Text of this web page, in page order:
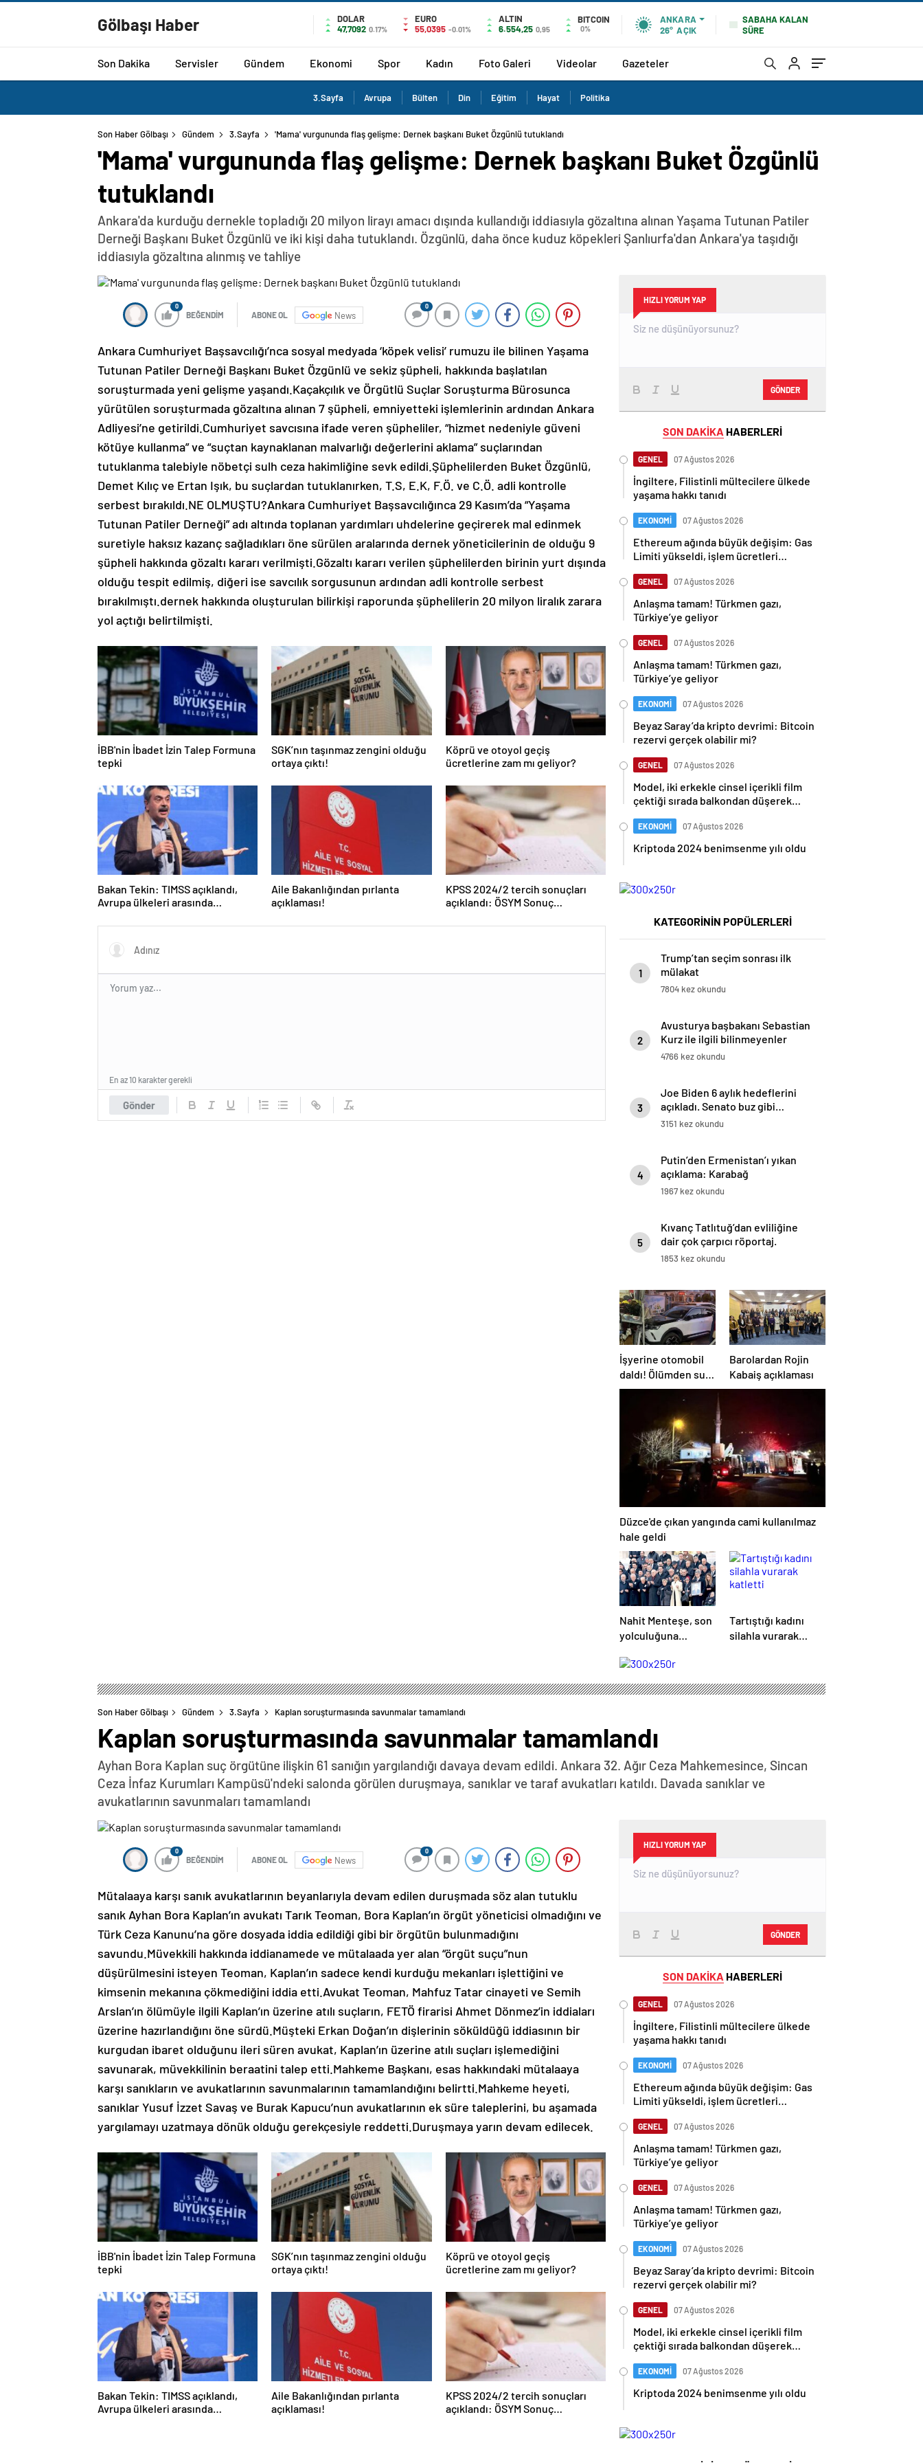
Gölbaşı Haber
DOLAR
47,7092 0.17%
EURO
55,0395 -0.01%
ALTIN
6.554,25 0,95
BITCOIN
0%
ANKARA
26° AÇIK
SABAHA KALAN
SÜRE
Son Dakika Servisler Gündem Ekonomi Spor Kadın Foto Galeri Videolar Gazeteler
3.Sayfa Avrupa Bülten Din Eğitim Hayat Politika
Son Haber Gölbaşı Gündem 3.Sayfa 'Mama' vurgununda flaş gelişme: Dernek başkanı Buket Özgünlü tutuklandı
'Mama' vurgununda flaş gelişme: Dernek başkanı Buket Özgünlü
tutuklandı
Ankara'da kurduğu dernekle topladığı 20 milyon lirayı amacı dışında kullandığı iddiasıyla gözaltına alınan Yaşama Tutunan Patiler
Derneği Başkanı Buket Özgünlü ve iki kişi daha tutuklandı. Özgünlü, daha önce kuduz köpekleri Şanlıurfa'dan Ankara'ya taşıdığı
iddiasıyla gözaltına alınmış ve tahliye
0
BEĞENDİM ABONE OL News
0
Ankara Cumhuriyet Başsavcılığı’nca sosyal medyada ‘köpek velisi’ rumuzu ile bilinen Yaşama
Tutunan Patiler Derneği Başkanı Buket Özgünlü ve sekiz şüpheli, hakkında başlatılan
soruşturmada yeni gelişme yaşandı.Kaçakçılık ve Örgütlü Suçlar Soruşturma Bürosunca
yürütülen soruşturmada gözaltına alınan 7 şüpheli, emniyetteki işlemlerinin ardından Ankara
Adliyesi’ne getirildi.Cumhuriyet savcısına ifade veren şüpheliler, “hizmet nedeniyle güveni
kötüye kullanma” ve “suçtan kaynaklanan malvarlığı değerlerini aklama” suçlarından
tutuklanma talebiyle nöbetçi sulh ceza hakimliğine sevk edildi.Şüphelilerden Buket Özgünlü,
Demet Kılıç ve Ertan Işık, bu suçlardan tutuklanırken, T.S, E.K, F.Ö. ve C.Ö. adli kontrolle
serbest bırakıldı.NE OLMUŞTU?Ankara Cumhuriyet Başsavcılığınca 29 Kasım’da “Yaşama
Tutunan Patiler Derneği” adı altında toplanan yardımları uhdelerine geçirerek mal edinmek
suretiyle haksız kazanç sağladıkları öne sürülen aralarında dernek yöneticilerinin de olduğu 9
şüpheli hakkında gözaltı kararı verilmişti.Gözaltı kararı verilen şüphelilerden birinin yurt dışında
olduğu tespit edilmiş, diğeri ise savcılık sorgusunun ardından adli kontrolle serbest
bırakılmıştı.dernek hakkında oluşturulan bilirkişi raporunda şüphelilerin 20 milyon liralık zarara
yol açtığı belirtilmişti.
İBB'nin İbadet İzin Talep Formuna
tepki
SGK’nın taşınmaz zengini olduğu
ortaya çıktı!
Köprü ve otoyol geçiş
ücretlerine zam mı geliyor?
Bakan Tekin: TIMSS açıklandı,
Avrupa ülkeleri arasında
Aile Bakanlığından pırlanta
açıklaması!
KPSS 2024/2 tercih sonuçları
açıklandı: ÖSYM Sonuç
Gönder
En az 10 karakter gerekli
HIZLI YORUM YAP
GÖNDER
SON DAKİKA HABERLERİ
GENEL 07 Ağustos 2026
İngiltere, Filistinli mültecilere ülkede
yaşama hakkı tanıdı
EKONOMİ 07 Ağustos 2026
Ethereum ağında büyük değişim: Gas
Limiti yükseldi, işlem ücretleri
GENEL 07 Ağustos 2026
Anlaşma tamam! Türkmen gazı,
Türkiye’ye geliyor
GENEL 07 Ağustos 2026
Anlaşma tamam! Türkmen gazı,
Türkiye’ye geliyor
EKONOMİ 07 Ağustos 2026
Beyaz Saray’da kripto devrimi: Bitcoin
rezervi gerçek olabilir mi?
GENEL 07 Ağustos 2026
Model, iki erkekle cinsel içerikli film
çektiği sırada balkondan düşerek
EKONOMİ 07 Ağustos 2026
Kriptoda 2024 benimsenme yılı oldu
KATEGORİNİN POPÜLERLERİ
1
Trump’tan seçim sonrası ilk
mülakat
7804 kez okundu
2
Avusturya başbakanı Sebastian
Kurz ile ilgili bilinmeyenler
4766 kez okundu
3
Joe Biden 6 aylık hedeflerini
açıkladı. Senato buz gibi…
3151 kez okundu
4
Putin’den Ermenistan’ı yıkan
açıklama: Karabağ
Azerbaycan’ın ayrılmaz bir
1967 kez okundu
5
Kıvanç Tatlıtuğ’dan evliliğine
dair çok çarpıcı röportaj.
1853 kez okundu
İşyerine otomobil
daldı! Ölümden sun
anda kurtuldular
Barolardan Rojin
Kabaiş açıklaması
Düzce'de çıkan yangında cami kullanılmaz
hale geldi
Nahit Menteşe, son
yolculuğuna
Tartıştığı kadını
silahla vurarak
Son Haber Gölbaşı Gündem 3.Sayfa Kaplan soruşturmasında savunmalar tamamlandı
Kaplan soruşturmasında savunmalar tamamlandı
Ayhan Bora Kaplan suç örgütüne ilişkin 61 sanığın yargılandığı davaya devam edildi. Ankara 32. Ağır Ceza Mahkemesince, Sincan
Ceza İnfaz Kurumları Kampüsü'ndeki salonda görülen duruşmaya, sanıklar ve taraf avukatları katıldı. Davada sanıklar ve
avukatlarının savunmaları tamamlandı
0
BEĞENDİM ABONE OL News
0
Mütalaaya karşı sanık avukatlarının beyanlarıyla devam edilen duruşmada söz alan tutuklu
sanık Ayhan Bora Kaplan’ın avukatı Tarık Teoman, Bora Kaplan’ın örgüt yöneticisi olmadığını ve
Türk Ceza Kanunu’na göre dosyada iddia edildiği gibi bir örgütün bulunmadığını
savundu.Müvekkili hakkında iddianamede ve mütalaada yer alan “örgüt suçu”nun
düşürülmesini isteyen Teoman, Kaplan’ın sadece kendi kurduğu mekanları işlettiğini ve
kimsenin mekanına çökmediğini iddia etti.Avukat Teoman, Mahfuz Tatar cinayeti ve Semih
Arslan’ın ölümüyle ilgili Kaplan’ın üzerine atılı suçların, FETÖ firarisi Ahmet Dönmez’in iddiaları
üzerine hazırlandığını öne sürdü.Müşteki Erkan Doğan’ın dişlerinin söküldüğü iddiasının bir
kurgudan ibaret olduğunu ileri süren avukat, Kaplan’ın üzerine atılı suçları işlemediğini
savunarak, müvekkilinin beraatini talep etti.Mahkeme Başkanı, esas hakkındaki mütalaaya
karşı sanıkların ve avukatlarının savunmalarının tamamlandığını belirtti.Mahkeme heyeti,
sanıklar Yusuf İzzet Savaş ve Burak Kapucu’nun avukatlarının ek süre taleplerini, bu aşamada
yargılamayı uzatmaya dönük olduğu gerekçesiyle reddetti.Duruşmaya yarın devam edilecek.
İBB'nin İbadet İzin Talep Formuna
tepki
SGK’nın taşınmaz zengini olduğu
ortaya çıktı!
Köprü ve otoyol geçiş
ücretlerine zam mı geliyor?
Bakan Tekin: TIMSS açıklandı,
Avrupa ülkeleri arasında
Aile Bakanlığından pırlanta
açıklaması!
KPSS 2024/2 tercih sonuçları
açıklandı: ÖSYM Sonuç
HIZLI YORUM YAP
GÖNDER
SON DAKİKA HABERLERİ
GENEL 07 Ağustos 2026
İngiltere, Filistinli mültecilere ülkede
yaşama hakkı tanıdı
EKONOMİ 07 Ağustos 2026
Ethereum ağında büyük değişim: Gas
Limiti yükseldi, işlem ücretleri
GENEL 07 Ağustos 2026
Anlaşma tamam! Türkmen gazı,
Türkiye’ye geliyor
GENEL 07 Ağustos 2026
Anlaşma tamam! Türkmen gazı,
Türkiye’ye geliyor
EKONOMİ 07 Ağustos 2026
Beyaz Saray’da kripto devrimi: Bitcoin
rezervi gerçek olabilir mi?
GENEL 07 Ağustos 2026
Model, iki erkekle cinsel içerikli film
çektiği sırada balkondan düşerek
EKONOMİ 07 Ağustos 2026
Kriptoda 2024 benimsenme yılı oldu